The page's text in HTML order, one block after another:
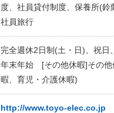
度、社員貸付制度、保養所(鈴
社員旅行
完全週休2日制(土・日)、祝日
年末年始 [その他休暇]その他
暇、育児・介護休暇)
http://www.toyo-elec.co.jp